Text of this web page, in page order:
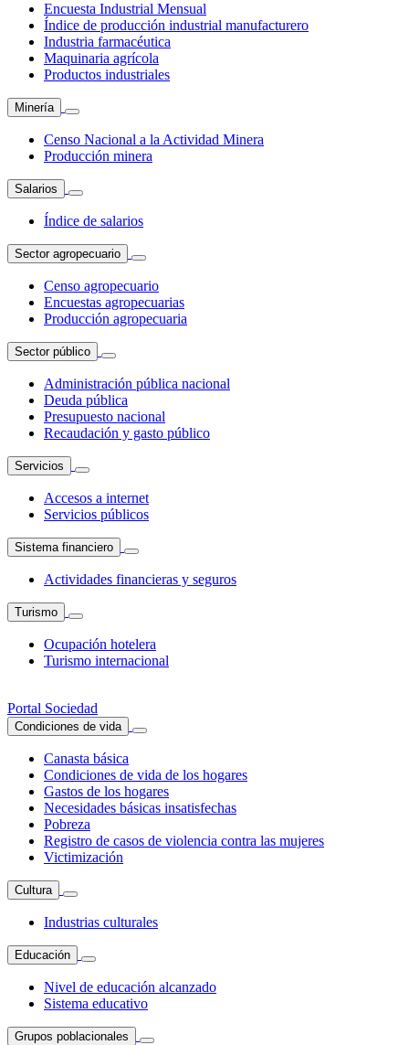
Encuesta Industrial Mensual
Índice de producción industrial manufacturero
Industria farmacéutica
Maquinaria agrícola
Productos industriales
Minería
Censo Nacional a la Actividad Minera
Producción minera
Salarios
Índice de salarios
Sector agropecuario
Censo agropecuario
Encuestas agropecuarias
Producción agropecuaria
Sector público
Administración pública nacional
Deuda pública
Presupuesto nacional
Recaudación y gasto público
Servicios
Accesos a internet
Servicios públicos
Sistema financiero
Actividades financieras y seguros
Turismo
Ocupación hotelera
Turismo internacional
Portal Sociedad
Condiciones de vida
Canasta básica
Condiciones de vida de los hogares
Gastos de los hogares
Necesidades básicas insatisfechas
Pobreza
Registro de casos de violencia contra las mujeres
Victimización
Cultura
Industrias culturales
Educación
Nivel de educación alcanzado
Sistema educativo
Grupos poblacionales